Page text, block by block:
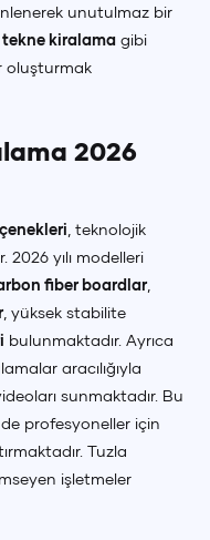
unutulmaz bir
kiralama gibi
oluşturmak
2026
, teknolojik
yılı modelleri
fiber boardlar
, yüksek stabilite
bulunmaktadır. Ayrıca
aracılığıyla
sunmaktadır. Bu
profesyoneller için
Tuzla
işletmeler